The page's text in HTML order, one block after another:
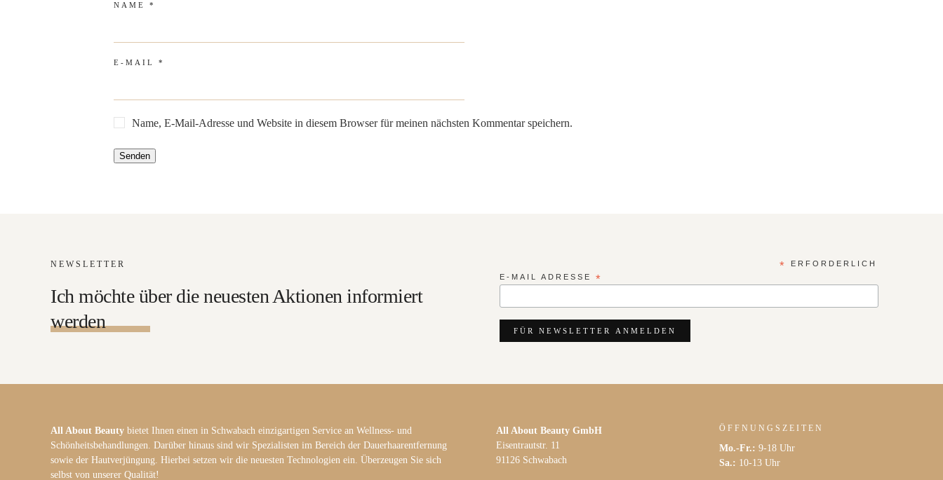
NAME *
E-MAIL *
Name, E-Mail-Adresse und Website in diesem Browser für meinen nächsten Kommentar speichern.
NEWSLETTER
Ich möchte über die neuesten Aktionen informiert
werden
*
ERFORDERLICH
E-MAIL ADRESSE *
All About Beauty bietet Ihnen einen in Schwabach einzigartigen Service an Wellness- und
Schönheitsbehandlungen. Darüber hinaus sind wir Spezialisten im Bereich der Dauerhaarentfernung
sowie der Hautverjüngung. Hierbei setzen wir die neuesten Technologien ein. Überzeugen Sie sich
selbst von unserer Qualität!
All About Beauty GmbH
Eisentrautstr. 11
91126 Schwabach
ÖFFNUNGSZEITEN
Mo.-Fr.: 9-18 Uhr
Sa.: 10-13 Uhr